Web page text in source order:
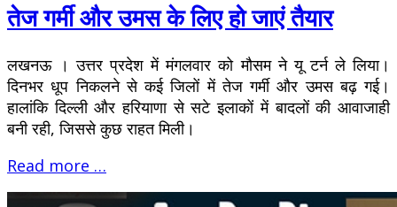
तेज गर्मी और उमस के लिए हो जाएं तैयार
लखनऊ । उत्तर प्रदेश में मंगलवार को मौसम ने यू टर्न ले लिया।
दिनभर धूप निकलने से कई जिलों में तेज गर्मी और उमस बढ़ गई।
हालांकि दिल्ली और हरियाणा से सटे इलाकों में बादलों की आवाजाही
बनी रही, जिससे कुछ राहत मिली।
Read more …